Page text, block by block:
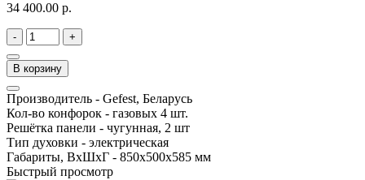
34 400.00 р.
- +
В корзину
Производитель - Gefest, Беларусь
Кол-во конфорок - газовых 4 шт.
Решётка панели - чугунная, 2 шт
Тип духовки - электрическая
Габариты, ВхШхГ - 850х500х585 мм
Быстрый просмотр